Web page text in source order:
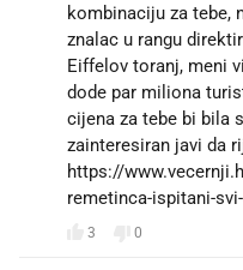
kombinaciju za tebe,
znalac u rangu
Eiffelov toranj, meni
dode par miliona
cijena za tebe bi bila
zainteresiran javi da
https://
remetinca-ispitani-
3 0